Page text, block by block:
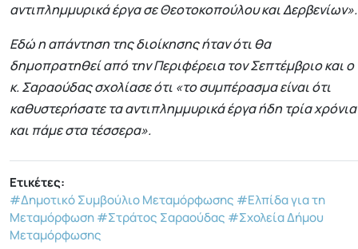
αντιπλημμυρικά έργα σε Θεοτοκοπούλου και Δερβενίων».
Εδώ η απάντηση της διοίκησης ήταν ότι θα
δημοπρατηθεί από την Περιφέρεια τον Σεπτέμβριο και ο
κ. Σαραούδας σχολίασε ότι «το συμπέρασμα είναι ότι
καθυστερήσατε τα αντιπλημμυρικά έργα ήδη τρία χρόνια
και πάμε στα τέσσερα».
Ετικέτες:
#Δημοτικό Συμβούλιο Μεταμόρφωσης #Ελπίδα για τη
Μεταμόρφωση#Στράτος Σαραούδας #Σχολεία Δήμου
Μεταμόρφωσης